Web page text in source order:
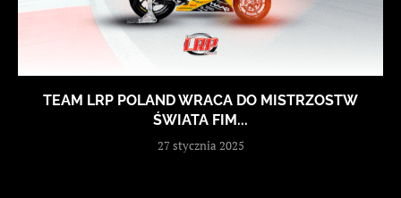
TEAM LRP POLAND WRACA DO MISTRZOSTW
ŚWIATA FIM...
27 stycznia 2025